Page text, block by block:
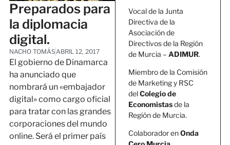
Preparados para
la diplomacia
digital.
NACHO TOMÁS ABRIL 12, 2017
El gobierno de Dinamarca
ha anunciado que
nombrará un «embajador
digital» como cargo oficial
para tratar con las grandes
corporaciones del mundo
online. Será el primer país
Vocal de la Junta
Directiva de la
Asociación de
Directivos de la Región
de Murcia – ADIMUR.
Miembro de la Comisión
de Marketing y RSC
delColegio de
Economistasde la
Región de Murcia.
Colaborador enOnda